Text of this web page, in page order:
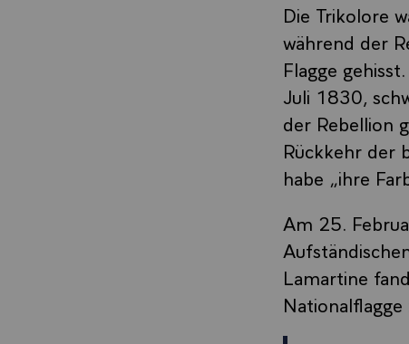
Die Trikolore
während der
Flagge
Juli 1830,
der Rebellion
Rückkehr der
habe „ihre
Am 25.
Lamartine